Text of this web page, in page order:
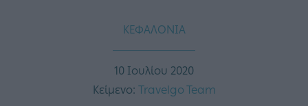
ΚΕΦΑΛΟΝΙΑ
10 Ιουλίου 2020
Κείμενο: Travelgo Team